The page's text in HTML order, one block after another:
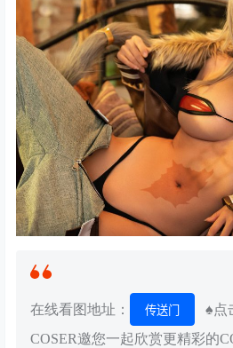
在线看图地址： 传送门
♠点
COSER邀您一起欣赏更精彩的